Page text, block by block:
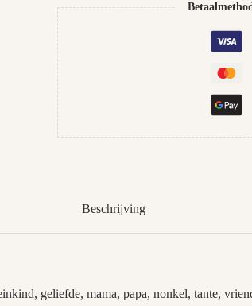
Beschrijving
geliefde, mama, papa, nonkel, tante,